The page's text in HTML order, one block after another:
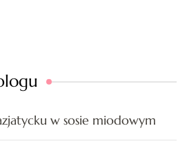
w sosie miodowym